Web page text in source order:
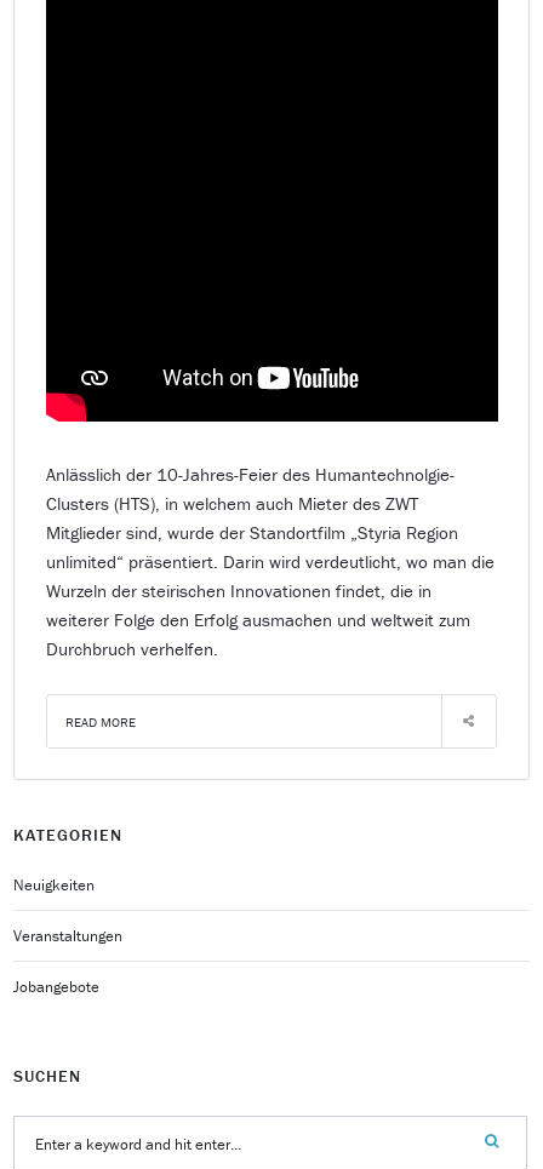
Anlässlich der 10-Jahres-Feier des Humantechnolgie-
Clusters (HTS), in welchem auch Mieter des ZWT
Mitglieder sind, wurde der Standortfilm „Styria Region
unlimited“ präsentiert. Darin wird verdeutlicht, wo man die
Wurzeln der steirischen Innovationen findet, die in
weiterer Folge den Erfolg ausmachen und weltweit zum
Durchbruch verhelfen.
READ MORE
KATEGORIEN
Neuigkeiten
Veranstaltungen
Jobangebote
SUCHEN